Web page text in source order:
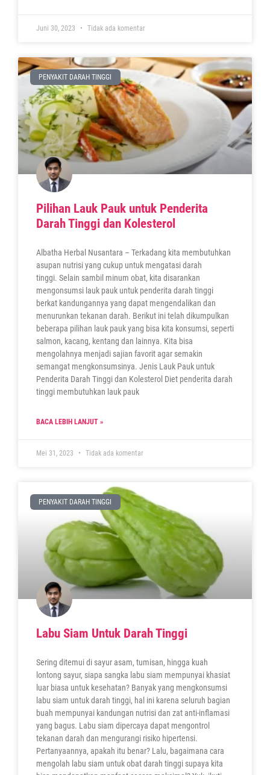
Juni 30, 2023 Tidak ada komentar
PENYAKIT DARAH TINGGI
Pilihan Lauk Pauk untuk Penderita
Darah Tinggi dan Kolesterol
Albatha Herbal Nusantara – Terkadang kita membutuhkan
asupan nutrisi yang cukup untuk mengatasi darah
tinggi. Selain sambil minum obat, kita disarankan
mengonsumsi lauk pauk untuk penderita darah tinggi
berkat kandungannya yang dapat mengendalikan dan
menurunkan tekanan darah. Berikut ini telah dikumpulkan
beberapa pilihan lauk pauk yang bisa kita konsumsi, seperti
salmon, kacang, kentang dan lainnya. Kita bisa
mengolahnya menjadi sajian favorit agar semakin
semangat mengkonsumsinya. Jenis Lauk Pauk untuk
Penderita Darah Tinggi dan Kolesterol Diet penderita darah
tinggi membutuhkan lauk pauk
BACA LEBIH LANJUT »
Mei 31, 2023 Tidak ada komentar
PENYAKIT DARAH TINGGI
Labu Siam Untuk Darah Tinggi
Sering ditemui di sayur asam, tumisan, hingga kuah
lontong sayur, siapa sangka labu siam mempunyai khasiat
luar biasa untuk kesehatan? Banyak yang mengkonsumsi
labu siam untuk darah tinggi, hal ini karena seluruh bagian
buah mempunyai kandungan nutrisi dan zat anti-inflamasi
yang bagus. Labu siam dipercaya dapat mengontrol
tekanan darah dan mengurangi risiko hipertensi.
Pertanyaannya, apakah itu benar? Lalu, bagaimana cara
mengolah labu siam untuk obat darah tinggi supaya kita